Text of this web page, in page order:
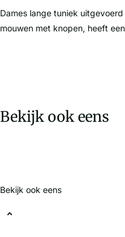
Dames lange tuniek
mouwen met knopen, heeft
Bekijk ook eens
Bekijk ook eens